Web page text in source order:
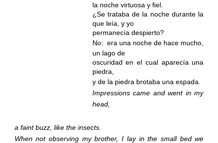
la noche virtuosa y fiel.
¿Se trataba de la noche durante la
que leía, y yo
permanecía despierto?
No: era una noche de hace mucho,
un lago de
oscuridad en el cual aparecía una
piedra,
y de la piedra brotaba una espada.
Impressions came and went in my
head,
a faint buzz, like the insects.
When not observing my brother, I lay in the small bed we